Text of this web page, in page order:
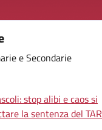
e Secondarie
stop alibi e caos si
la sentenza del TAR